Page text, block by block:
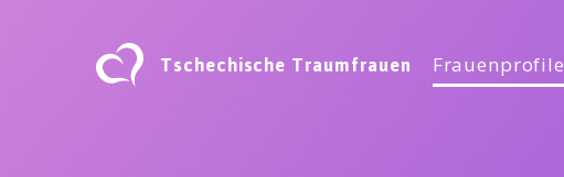
Tschechische Traumfrauen Frauenprofile